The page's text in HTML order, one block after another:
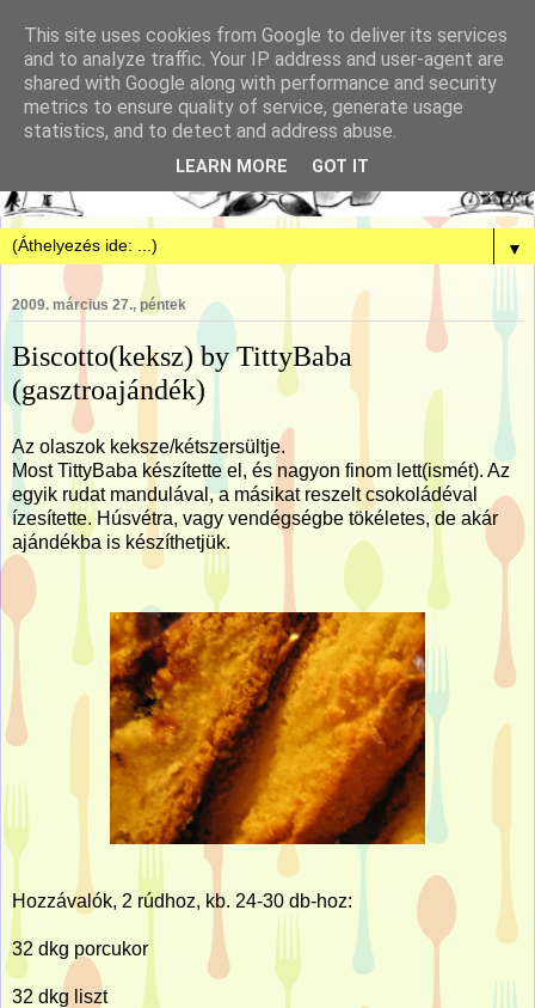
▼
2009. március 27., péntek
Biscotto(keksz) by TittyBaba
(gasztroajándék)
Az olaszok keksze/kétszersültje.
Most TittyBaba készítette el, és nagyon finom lett(ismét). Az
egyik rudat mandulával, a másikat reszelt csokoládéval
ízesítette. Húsvétra, vagy vendégségbe tökéletes, de akár
ajándékba is készíthetjük.
Hozzávalók, 2 rúdhoz, kb. 24-30 db-hoz:
32 dkg porcukor
32 dkg liszt
This site uses cookies from Google to deliver its services
and to analyze traffic. Your IP address and user-agent are
shared with Google along with performance and security
metrics to ensure quality of service, generate usage
statistics, and to detect and address abuse.
LEARN MORE GOT IT